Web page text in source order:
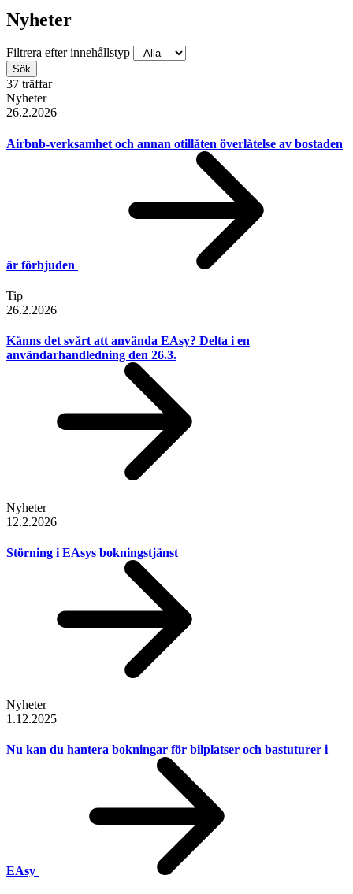
Nyheter
Filtrera efter innehållstyp
37 träffar
Nyheter
26.2.2026
Airbnb-verksamhet och annan otillåten överlåtelse av bostaden
är förbjuden
Tip
26.2.2026
Känns det svårt att använda EAsy? Delta i en
användarhandledning den 26.3.
Nyheter
12.2.2026
Störning i EAsys bokningstjänst
Nyheter
1.12.2025
Nu kan du hantera bokningar för bilplatser och bastuturer i
EAsy